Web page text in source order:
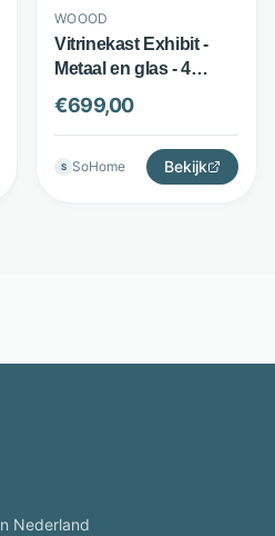
WOOOD
Vitrinekast Exhibit -
Metaal en glas - 4
legplanken - Khaki -
WOOOD
€699,00
S SoHome Bekijk
Nederland